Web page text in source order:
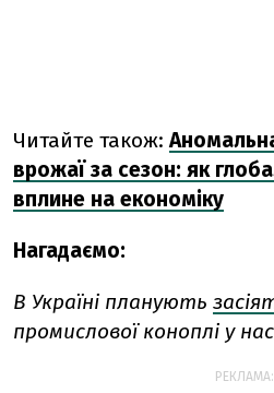
Читайте також:
врожаї за сезон: як
вплине на економіку
Нагадаємо:
В Україні планують
промислової коноплі у
РЕКЛАМА: